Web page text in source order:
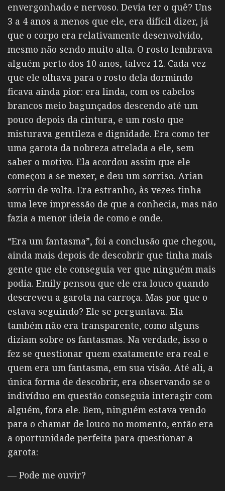
envergonhado e nervoso. Devia ter o quê? Uns
3 a 4 anos a menos que ele, era difícil dizer, já
que o corpo era relativamente desenvolvido,
mesmo não sendo muito alta. O rosto lembrava
alguém perto dos 10 anos, talvez 12. Cada vez
que ele olhava para o rosto dela dormindo
ficava ainda pior: era linda, com os cabelos
brancos meio bagunçados descendo até um
pouco depois da cintura, e um rosto que
misturava gentileza e dignidade. Era como ter
uma garota da nobreza atrelada a ele, sem
saber o motivo. Ela acordou assim que ele
começou a se mexer, e deu um sorriso. Arian
sorriu de volta. Era estranho, às vezes tinha
uma leve impressão de que a conhecia, mas não
fazia a menor ideia de como e onde.
“Era um fantasma”, foi a conclusão que chegou,
ainda mais depois de descobrir que tinha mais
gente que ele conseguia ver que ninguém mais
podia. Emily pensou que ele era louco quando
descreveu a garota na carroça. Mas por que o
estava seguindo? Ele se perguntava. Ela
também não era transparente, como alguns
diziam sobre os fantasmas. Na verdade, isso o
fez se questionar quem exatamente era real e
quem era um fantasma, em sua visão. Até ali, a
única forma de descobrir, era observando se o
indivíduo em questão conseguia interagir com
alguém, fora ele. Bem, ninguém estava vendo
para o chamar de louco no momento, então era
a oportunidade perfeita para questionar a
garota:
— Pode me ouvir?